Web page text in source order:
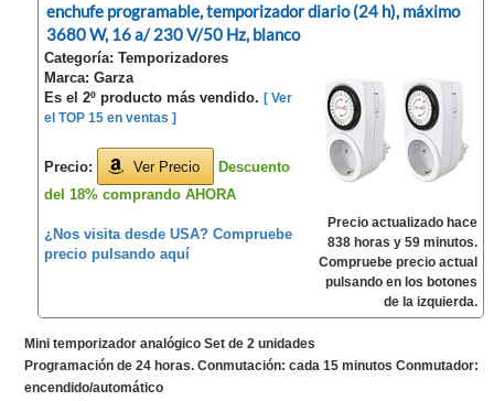
enchufe programable, temporizador diario (24 h), máximo
3680 W, 16 a/ 230 V/50 Hz, blanco
Categoría: Temporizadores
Marca: Garza
Es el 2º producto más vendido.[ Ver
el TOP 15 en ventas ]
Precio: Ver Precio
Descuento
del 18% comprando AHORA
¿Nos visita desde USA? Compruebe
precio pulsando aquí
Precio actualizado hace
838 horas y 59 minutos.
Compruebe precio actual
pulsando en los botones
de la izquierda.
Mini temporizador analógico Set de 2 unidades
Programación de 24 horas. Conmutación: cada 15 minutos Conmutador:
encendido/automático